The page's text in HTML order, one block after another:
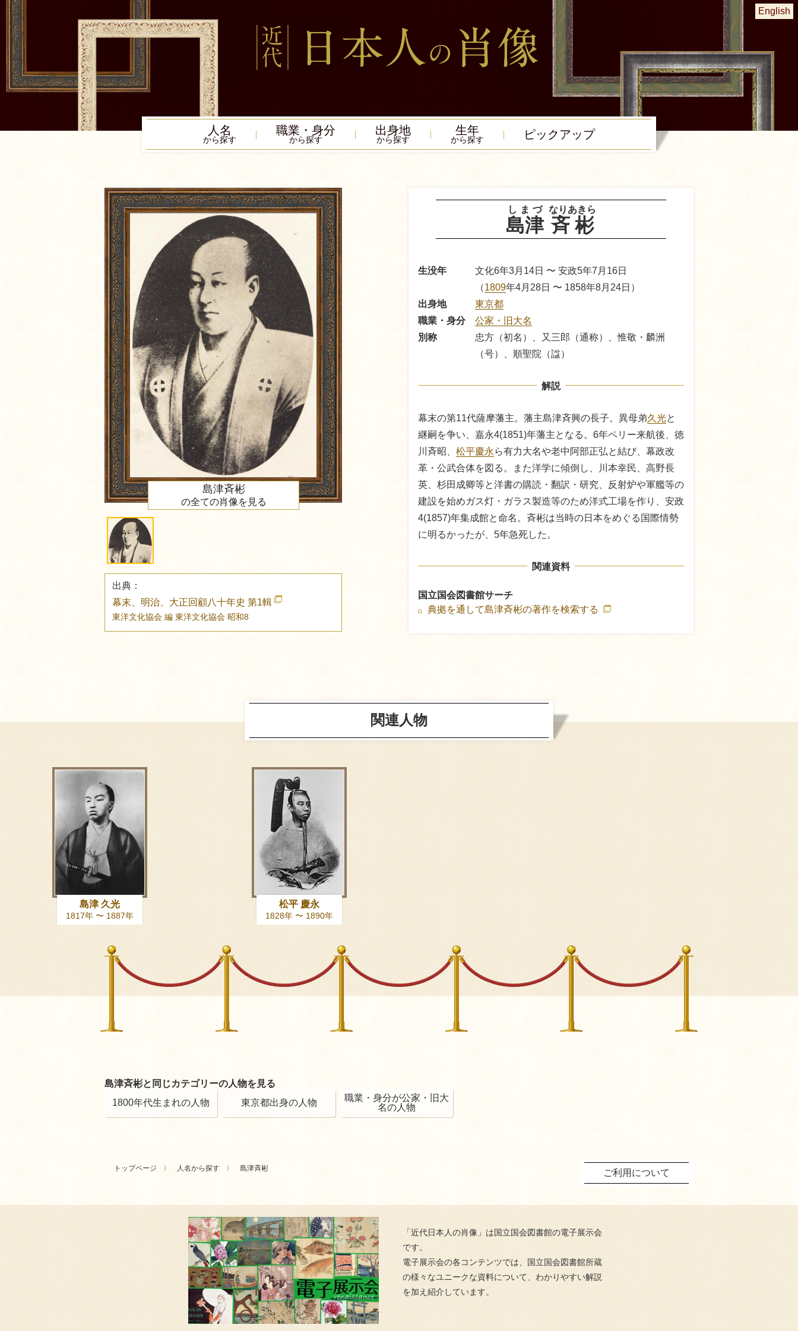
English
人名
から探す
職業・身分
から探す
出身地
から探す
生年
から探す ピック アップ
島津
しまづ
斉彬
なりあきら
生没年
文化6年3月14日 〜 安政5年7月16日
（1809年4月28日 〜 1858年8月24日）
出身地
東京都
職業・身分
公家・旧大名
別称
忠方（初名）、又三郎（通称）、惟敬・麟洲
（号）、順聖院（諡）
解説
幕末の第11代薩摩藩主。藩主島津斉興の長子。異母弟久光と
継嗣を争い、嘉永4(1851)年藩主となる。6年ペリー来航後、徳
川斉昭、 松平慶永 ら有力大名や老中阿部正弘と結び、幕政改
革・公武合体を図る。また洋学に傾倒し、川本幸民、高野長
英、杉田成卿等と洋書の購読・翻訳・研究、反射炉や軍艦等の
建設を始めガス灯・ガラス製造等のため洋式工場を作り、安政
4(1857)年集成館と命名。斉彬は当時の日本をめぐる国際情勢
に明るかったが、5年急死した。
関連資料
国立国会図書館サーチ
典拠を通して島津斉彬の著作を検索する
島津斉彬
の全ての肖像を見る
出典：
幕末、明治、大正回顧八十年史 第1輯
東洋文化協会 編 東洋文化協会 昭和8
関連人物
島津 久光
1817年 〜 1887年
松平 慶永
1828年 〜 1890年
島津斉彬と同じカテゴリーの人物を見る
1800年代生まれの人物
東京都出身の人物
職業・身分が公家・旧大
名の人物
トップページ 人名から探す 島津斉彬 ご利用について
「近代日本人の肖像」は国立国会図書館の電子展示会
です。
電子展示会の各コンテンツでは、国立国会図書館所蔵
の様々なユニークな資料について、わかりやすい解説
を加え紹介しています。